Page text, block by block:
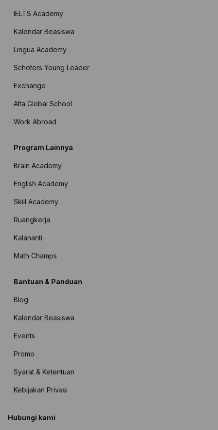
IELTS Academy
Kalendar Beasiswa
Lingua Academy
Schoters Young Leader
Exchange
Alta Global School
Work Abroad
Program Lainnya
Brain Academy
English Academy
Skill Academy
Ruangkerja
Kalananti
Math Champs
Bantuan & Panduan
Blog
Kalendar Beasiswa
Events
Promo
Syarat & Ketentuan
Kebijakan Privasi
Hubungi kami